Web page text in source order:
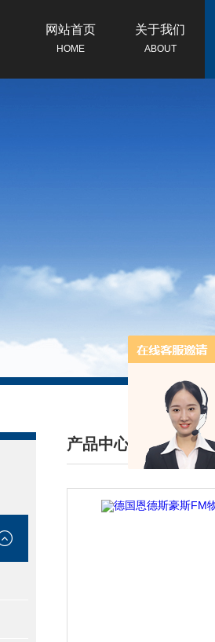
网站首页
HOME
关于我们
ABOUT
产品中心
/ PRODUCTS CENTER